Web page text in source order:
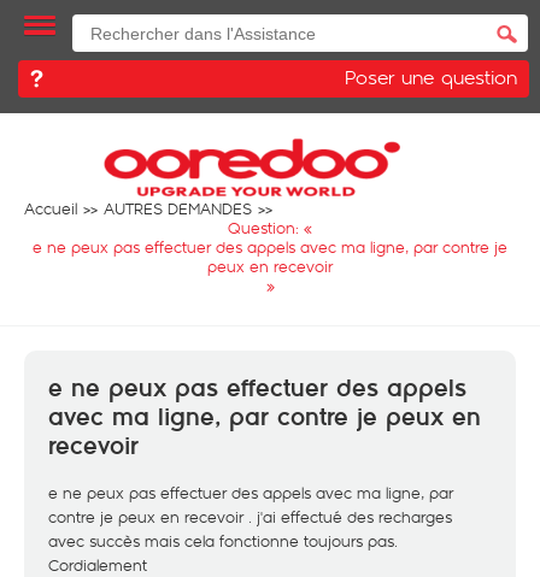
Poser une question
Accueil
AUTRES DEMANDES
Question: «
e ne peux pas effectuer des appels avec ma ligne, par contre je
peux en recevoir
»
e ne peux pas effectuer des appels
avec ma ligne, par contre je peux en
recevoir
e ne peux pas effectuer des appels avec ma ligne, par
contre je peux en recevoir . j'ai effectué des recharges
avec succès mais cela fonctionne toujours pas.
Cordialement